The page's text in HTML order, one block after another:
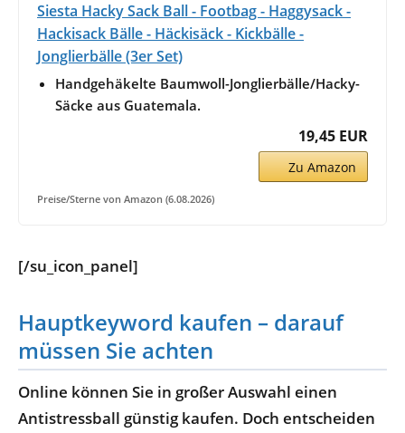
Siesta Hacky Sack Ball - Footbag - Haggysack -
Hackisack Bälle - Häckisäck - Kickbälle -
Jonglierbälle (3er Set)
Handgehäkelte Baumwoll-Jonglierbälle/Hacky-
Säcke aus Guatemala.
19,45 EUR
Zu Amazon
Preise/Sterne von Amazon (6.08.2026)
[/su_icon_panel]
Hauptkeyword kaufen – darauf
müssen Sie achten
Online können Sie in großer Auswahl einen
Antistressball günstig kaufen. Doch entscheiden